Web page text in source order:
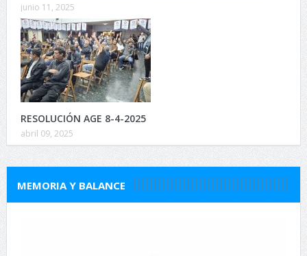
junio 11, 2025
RESOLUCIÓN AGE 8-4-2025
abril 09, 2025
MEMORIA Y BALANCE